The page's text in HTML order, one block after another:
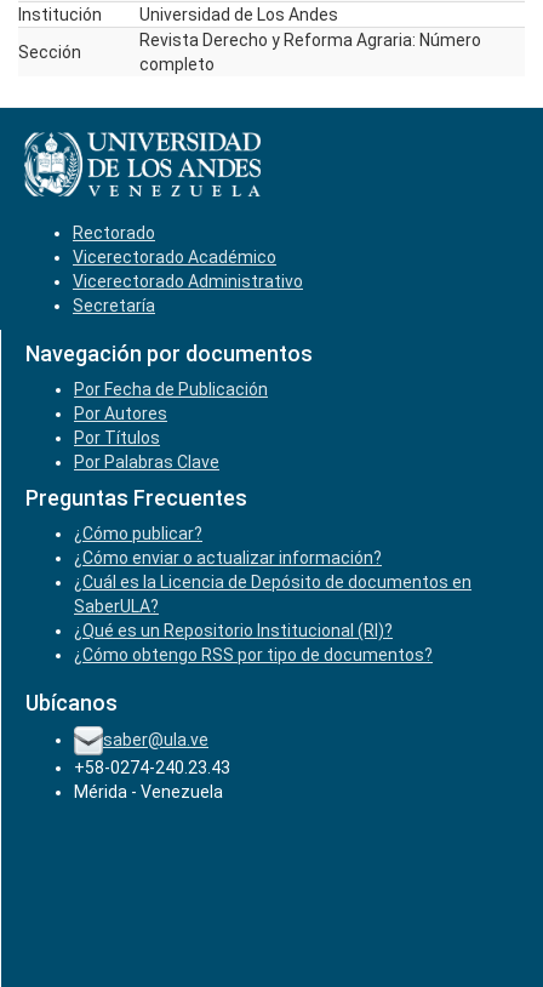
Institución
Universidad de Los Andes
Sección
Revista Derecho y Reforma Agraria: Número
completo
Rectorado
Vicerectorado Académico
Vicerectorado Administrativo
Secretaría
Navegación por documentos
Por Fecha de Publicación
Por Autores
Por Títulos
Por Palabras Clave
Preguntas Frecuentes
¿Cómo publicar?
¿Cómo enviar o actualizar información?
¿Cuál es la Licencia de Depósito de documentos en
SaberULA?
¿Qué es un Repositorio Institucional (RI)?
¿Cómo obtengo RSS por tipo de documentos?
Ubícanos
saber@ula.ve
+58-0274-240.23.43
Mérida - Venezuela